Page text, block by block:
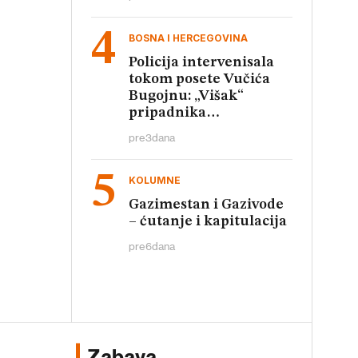
BOSNA I HERCEGOVINA
Policija intervenisala
tokom posete Vučića
Bugojnu: „Višak“
pripadnika
pre3dana
KOLUMNE
Gazimestan i Gazivode
– ćutanje i kapitulacija
pre6dana